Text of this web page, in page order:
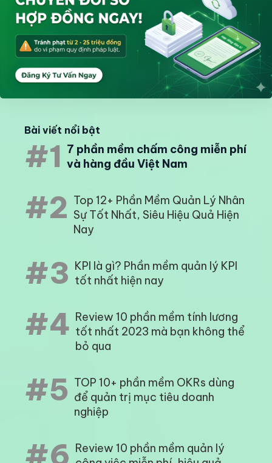
Bài viết nổi bật
#1 7 phần mềm chấm công miễn phí
và hàng đầu Việt Nam
#2 Top 12+ Phần Mềm Quản Lý Nhân
Sự Tốt Nhất, Siêu Hiệu Quả Hiện
Nay
#3 KPI là gì? Phần mềm quản lý KPI
tốt nhất hiện nay
#4 Review 10 phần mềm tính lương
tốt nhất 2023 mà bạn không thể
bỏ qua
#5 TOP 10+ phần mềm OKRs dùng
để quản trị mục tiêu doanh
nghiệp
#6 Review 10 phần mềm quản lý